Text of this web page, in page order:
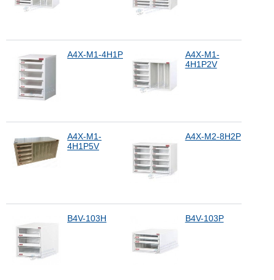
A4X-M1-4H1P
A4X-M1-
4H1P2V
A4X-M1-
4H1P5V
A4X-M2-8H2P
B4V-103H B4V-103P